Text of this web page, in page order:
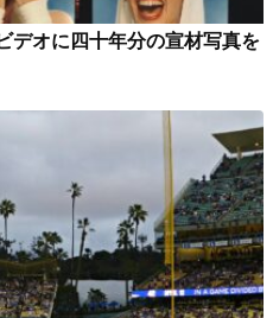
デオに四十年分の宣材写真を